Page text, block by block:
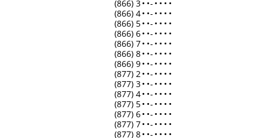
(866) 3• •- • • • •
(866) 4• •- • • • •
(866) 5• •- • • • •
(866) 6• •- • • • •
(866) 7• •- • • • •
(866) 8• •- • • • •
(866) 9• •- • • • •
(877) 2• •- • • • •
(877) 3• •- • • • •
(877) 4• •- • • • •
(877) 5• •- • • • •
(877) 6• •- • • • •
(877) 7• •- • • • •
(877) 8• •- • • • •